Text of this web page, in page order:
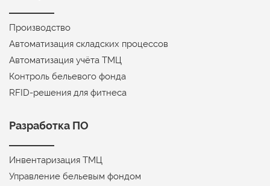
Производство
Автоматизация складских процессов
Автоматизация учёта ТМЦ
Контроль бельевого фонда
RFID-решения для фитнеса
Разработка ПО
Инвентаризация ТМЦ
Управление бельевым фондом